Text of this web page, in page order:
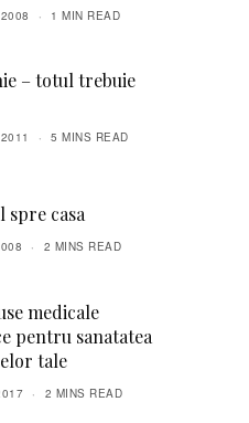
1 MIN READ
– totul trebuie
5 MINS READ
spre casa
2 MINS READ
medicale
pentru sanatatea
tale
2 MINS READ